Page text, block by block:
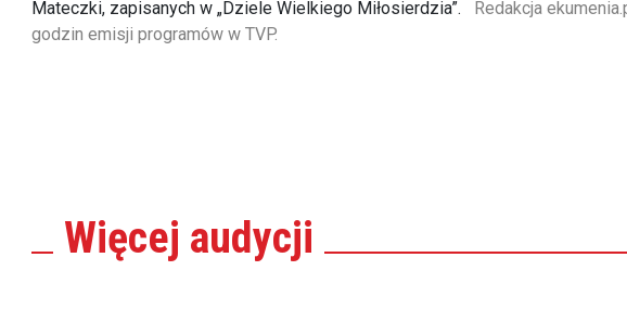
Mateczki, zapisanych w „Dziele Wielkiego Miłosierdzia”. Redakcja
godzin emisji programów w TVP.
Więcej audycji